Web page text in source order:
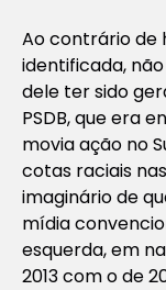
Ao contrário de
identificada,
dele ter sido
PSDB, que era
movia ação no
cotas raciais
imaginário de
mídia
esquerda, em
2013 com o de